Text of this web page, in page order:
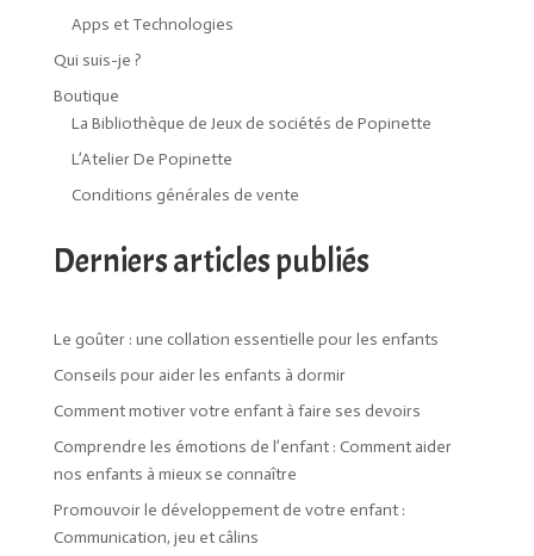
Apps et Technologies
Qui suis-je ?
Boutique
La Bibliothèque de Jeux de sociétés de Popinette
L’Atelier De Popinette
Conditions générales de vente
Derniers articles publiés
Le goûter : une collation essentielle pour les enfants
Conseils pour aider les enfants à dormir
Comment motiver votre enfant à faire ses devoirs
Comprendre les émotions de l’enfant : Comment aider
nos enfants à mieux se connaître
Promouvoir le développement de votre enfant :
Communication, jeu et câlins